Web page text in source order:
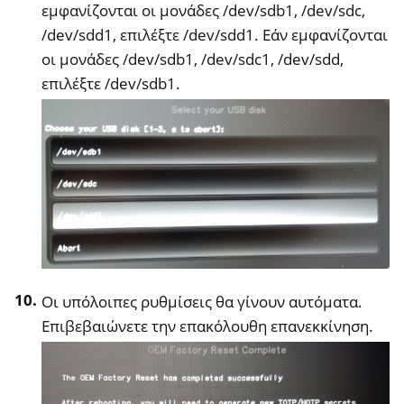
εμφανίζονται οι μονάδες /dev/sdb1, /dev/sdc,
/dev/sdd1, επιλέξτε /dev/sdd1. Εάν εμφανίζονται
οι μονάδες /dev/sdb1, /dev/sdc1, /dev/sdd,
επιλέξτε /dev/sdb1.
Οι υπόλοιπες ρυθμίσεις θα γίνουν αυτόματα.
Επιβεβαιώνετε την επακόλουθη επανεκκίνηση.